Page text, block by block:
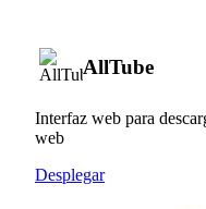
AllTube
Interfaz web para
web
Desplegar